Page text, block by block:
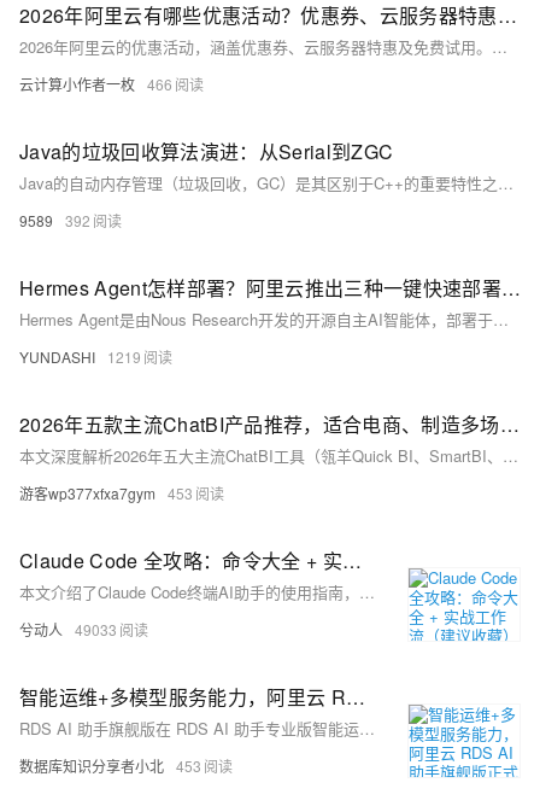
2026年阿里云有哪些优惠活动？优惠券、云服务器特惠及云产品免费试用活动简介
2026年阿里云的优惠活动，涵盖优惠券、云服务器特惠及免费试用。学生可领300元无门槛券及算礼包，企业享迁云与出海补贴。云服务器方面，提供轻量应用服务器低价抢购、经典长效云服务器特惠及企业级实例折扣。同时，阿里云推出普惠免费试用，覆盖云产品、AI产品及解决方案，助力用户零成本体验。此外，云产品组合购活动以更优价格、优化配置及便捷管理，满足用户多样化需求，构建了从入门到高性能生产的完整优惠体系。
云计算小作者一枚 466
Java的垃圾回收算法演进：从Serial到ZGC
Java的自动内存管理（垃圾回收，GC）是其区别于C++的重要特性之一。
9589 392
Hermes Agent怎样部署？阿里云推出三种一键快速部署方案，总有一种适合你！
Hermes Agent是由Nous Research开发的开源自主AI智能体，部署于本地服务器，具备持久记忆与自我学习闭环（自主建技、持续优化、跨会话召回），真正“越用越聪明”。阿里云提供计算巢、无影云电脑、轻量应用服务器三种一键部署方案，开箱即用。
YUNDASHI 1219
2026年五款主流ChatBI产品推荐，适合电商、制造多场景及分析功能详解
本文深度解析2026年五大主流ChatBI工具（瓴羊Quick BI、SmartBI、Power BI、Qlik Sense、Tableau）在电商与制造行业的适配能力。重点剖析瓴羊Quick BI“智能小Q”五大AI Agent，覆盖自然语言查询、自动解读、报告生成、看板搭建与异常洞察，并提供分规模、分场景的实用选型指南。（239字）
游客wp377xfxa7gym 453
Claude Code 全攻略：命令大全 + 实战工作流（建议收藏）
本文介绍了Claude Code终端AI助手的使用指南，主要内容包括：1)常用命令如版本查看、项目启动和更新；2)三种工作模式切换及界面说明；3)核心功能指令速查表，包含初始化、压缩对话、清除历史等操作；4)详细解析了/init、/help、/clear、/compact、/memory等关键命令的使用场景和语法。文章通过丰富的界面截图和场景示例，帮助开发者快速掌握如何通过命令行和交互界面高效使用Claude Code进行项目开发，特别强调了CLAUDE.md文件作为项目知识库的核心作用。
兮动人 49033
智能运维+多模型服务能力，阿里云 RDS AI 助手旗舰版正式上线！
RDS AI 助手旗舰版在 RDS AI 助手专业版智能运维能力的基础上，提供灵活模型选择、智能模型路由、多模型灾备、API Key 集成等更自主可控、灵活便捷的模型服务，并支持纳管运维各类环境部署的数据库。
数据库知识分享者小北 453